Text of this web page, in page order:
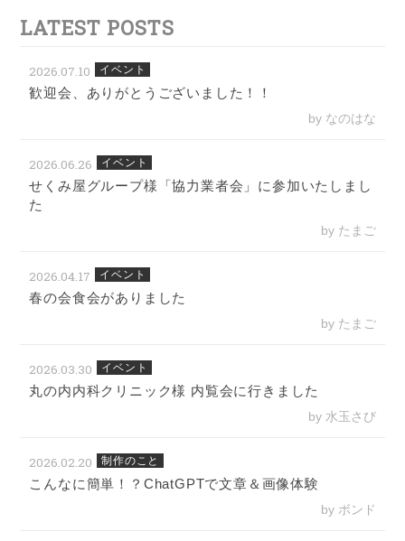
LATEST POSTS
2026.07.10 イベント
歓迎会、ありがとうございました！！
by なのはな
2026.06.26 イベント
せくみ屋グループ様「協力業者会」に参加いたしまし
た
by たまご
2026.04.17 イベント
春の会食会がありました
by たまご
2026.03.30 イベント
丸の内内科クリニック様 内覧会に行きました
by 水玉さび
2026.02.20 制作のこと
こんなに簡単！？ChatGPTで文章＆画像体験
by ボンド